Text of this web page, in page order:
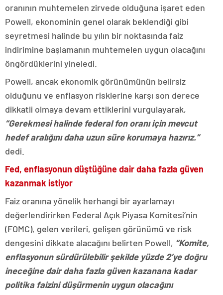
oranının muhtemelen zirvede olduğuna işaret eden
Powell, ekonominin genel olarak beklendiği gibi
seyretmesi halinde bu yılın bir noktasında faiz
indirimine başlamanın muhtemelen uygun olacağını
öngördüklerini yineledi.
Powell, ancak ekonomik görünümünün belirsiz
olduğunu ve enflasyon risklerine karşı son derece
dikkatli olmaya devam ettiklerini vurgulayarak,
“Gerekmesi halinde federal fon oranı için mevcut
hedef aralığını daha uzun süre korumaya hazırız.”
dedi.
Fed, enflasyonun düştüğüne dair daha fazla güven
kazanmak istiyor
Faiz oranına yönelik herhangi bir ayarlamayı
değerlendirirken Federal Açık Piyasa Komitesi’nin
(FOMC), gelen verileri, gelişen görünümü ve risk
dengesini dikkate alacağını belirten Powell, “Komite,
enflasyonun sürdürülebilir şekilde yüzde 2’ye doğru
ineceğine dair daha fazla güven kazanana kadar
politika faizini düşürmenin uygun olacağını